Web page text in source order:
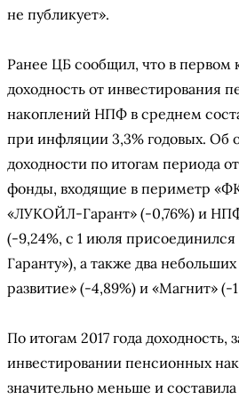
не публикует».
Ранее ЦБ сообщил, что в первом
доходность от инвестирования
накоплений НПФ в среднем
при инфляции 3,3% годовых. Об
доходности по итогам периода
фонды, входящие в периметр
«ЛУКОЙЛ-Гарант» (-0,76%) и
(-9,24%, с 1 июля
Гаранту»), а также два
развитие» (-4,89%) и «Магнит» (-
По итогам 2017 года доходность,
инвестировании пенсионных
значительно меньше и